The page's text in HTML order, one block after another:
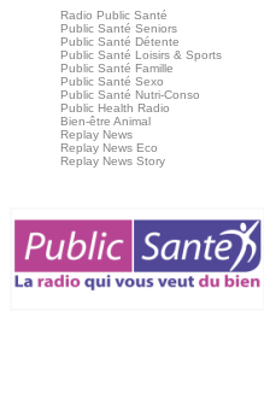
Radio Public Santé
Public Santé Seniors
Public Santé Détente
Public Santé Loisirs & Sports
Public Santé Famille
Public Santé Sexo
Public Santé Nutri-Conso
Public Health Radio
Bien-être Animal
Replay News
Replay News Eco
Replay News Story